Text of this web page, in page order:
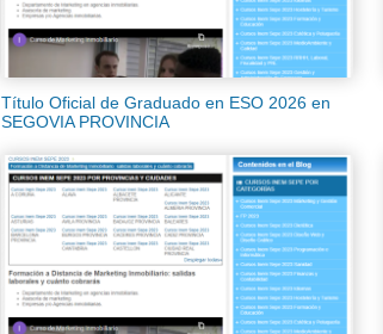
Título Oficial de Graduado en ESO 2026 en
SEGOVIA PROVINCIA